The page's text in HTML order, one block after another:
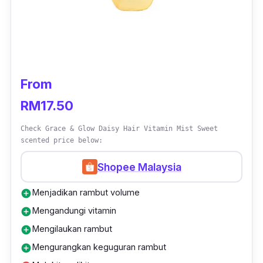
From
RM17.50
Check Grace & Glow Daisy Hair Vitamin Mist Sweet
scented price below:
Shopee Malaysia
add_circleMenjadikan rambut volume
add_circleMengandungi vitamin
add_circleMengilaukan rambut
add_circleMengurangkan keguguran rambut